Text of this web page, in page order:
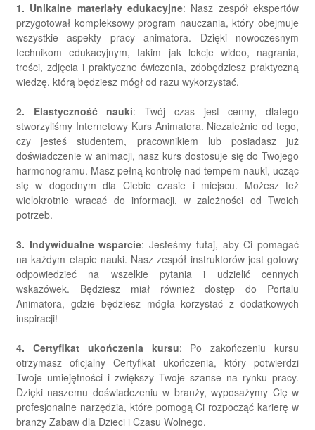
1. Unikalne materiały edukacyjne: Nasz zespół ekspertów
przygotował kompleksowy program nauczania, który obejmuje
wszystkie aspekty pracy animatora. Dzięki nowoczesnym
technikom edukacyjnym, takim jak lekcje wideo, nagrania,
treści, zdjęcia i praktyczne ćwiczenia, zdobędziesz praktyczną
wiedzę, którą będziesz mógł od razu wykorzystać.
2. Elastyczność nauki: Twój czas jest cenny, dlatego
stworzyliśmy Internetowy Kurs Animatora. Niezależnie od tego,
czy jesteś studentem, pracownikiem lub posiadasz już
doświadczenie w animacji, nasz kurs dostosuje się do Twojego
harmonogramu. Masz pełną kontrolę nad tempem nauki, ucząc
się w dogodnym dla Ciebie czasie i miejscu. Możesz też
wielokrotnie wracać do informacji, w zależności od Twoich
potrzeb.
3. Indywidualne wsparcie: Jesteśmy tutaj, aby Ci pomagać
na każdym etapie nauki. Nasz zespół instruktorów jest gotowy
odpowiedzieć na wszelkie pytania i udzielić cennych
wskazówek. Będziesz miał również dostęp do Portalu
Animatora, gdzie będziesz mógła korzystać z dodatkowych
inspiracji!
4. Certyfikat ukończenia kursu: Po zakończeniu kursu
otrzymasz oficjalny Certyfikat ukończenia, który potwierdzi
Twoje umiejętności i zwiększy Twoje szanse na rynku pracy.
Dzięki naszemu doświadczeniu w branży, wyposażymy Cię w
profesjonalne narzędzia, które pomogą Ci rozpocząć karierę w
branży Zabaw dla Dzieci i Czasu Wolnego.